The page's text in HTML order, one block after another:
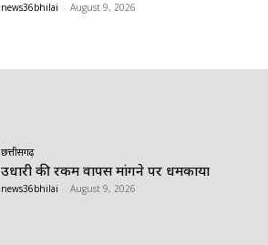
news36bhilai - August 9, 2026
छत्तीसगढ़
उधारी की रकम वापस मांगने पर धमकाया
news36bhilai August 9, 2026